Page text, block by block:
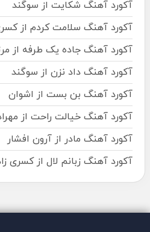
آکورد آهنگ شکایت از سوگند
آکورد آهنگ سلامت کردم از
آکورد آهنگ جاده یک طرفه از
آکورد آهنگ داد نزن از سوگند
آکورد آهنگ بن بست از اشوان
آکورد آهنگ خیالت راحت از
آکورد آهنگ مادر از آرون افشار
آکورد آهنگ زبانم لال از کسری